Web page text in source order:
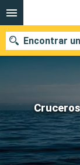
Encontrar
Nuestros
Fecha de
Puertos